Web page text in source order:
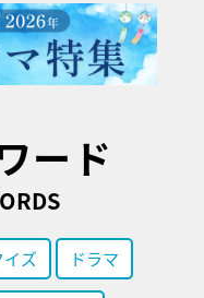
ード
ズ ドラマ